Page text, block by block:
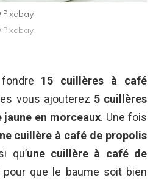
Pixabay
Pixabay
15 cuillères à café
vous ajouterez 5 cuillères
jaune en morceaux. Une fois
cuillère à café de propolis
qu’une cuillère à café de
que le baume soit bien